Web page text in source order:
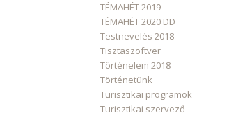
TÉMAHÉT 2019
TÉMAHÉT 2020 DD
Testnevelés 2018
Tisztaszoftver
Történelem 2018
Történetünk
Turisztikai programok
Turisztikai szervező